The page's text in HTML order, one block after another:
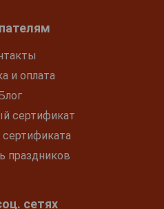
и оплата
сертификат
праздников
сетях